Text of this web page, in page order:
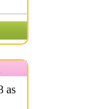
as